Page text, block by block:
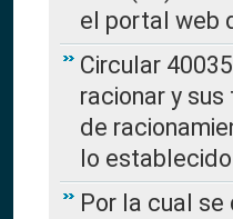
el portal web
Circular
racionar y
de
lo
Por la cual